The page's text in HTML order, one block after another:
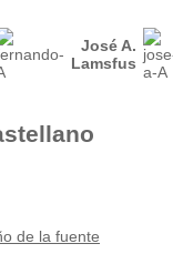
José A.
Lamsfus
de la fuente